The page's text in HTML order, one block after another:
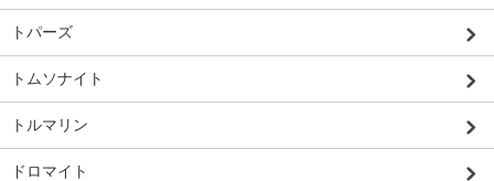
トパーズ
トムソナイト
トルマリン
ドロマイト